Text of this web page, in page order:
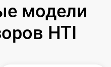
модели
HTI